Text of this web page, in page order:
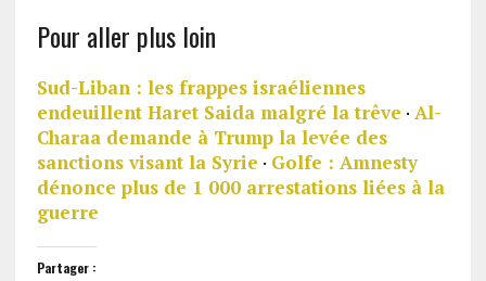
Pour aller plus loin
Sud-Liban : les frappes israéliennes
endeuillent Haret Saida malgré la trêve · Al-
Charaa demande à Trump la levée des
sanctions visant la Syrie · Golfe : Amnesty
dénonce plus de 1 000 arrestations liées à la
guerre
Partager :